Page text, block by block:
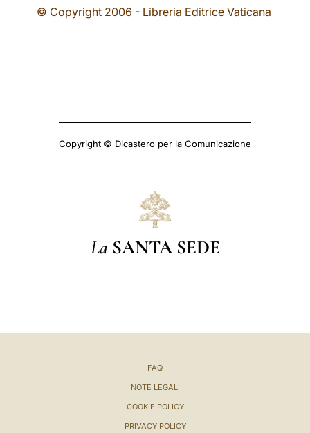
© Copyright 2006 - Libreria Editrice Vaticana
Copyright © Dicastero per la Comunicazione
La SANTA SEDE
FAQ
NOTE LEGALI
COOKIE POLICY
PRIVACY POLICY